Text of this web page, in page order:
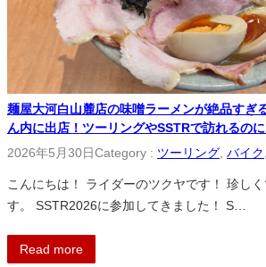
麺屋大河白山麓店の味噌ラーメンが絶品すぎ
ん内に出店！ツーリングやSSTRで訪れるのに
2026年5月30日Category : ツーリング バイク
こんにちは！ ライダーのツクヤです！ 珍し
す。 SSTR2026に参加してきました！ S…
Read more